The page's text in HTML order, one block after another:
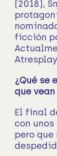
(2018),
ficción
¿Qué se
que
El final
con
pero